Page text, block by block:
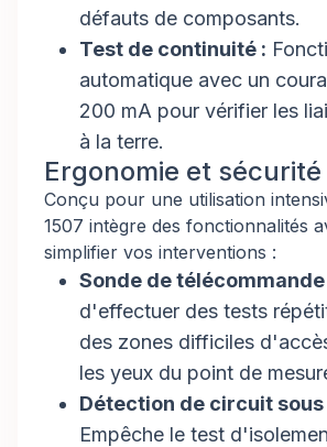
défauts de composants.
Test de continuité :
automatique avec un
200 mA pour vérifier les
à la terre.
Ergonomie et
Conçu pour une utilisation
1507 intègre des fonctionnalités
simplifier vos interventions :
Sonde de télécommande
d'effectuer des tests
des zones difficiles
les yeux du point de
Détection de circuit sous
Empêche le test